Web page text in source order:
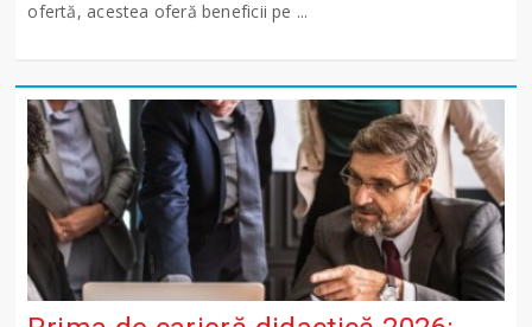
ofertă, acestea oferă beneficii pe ...